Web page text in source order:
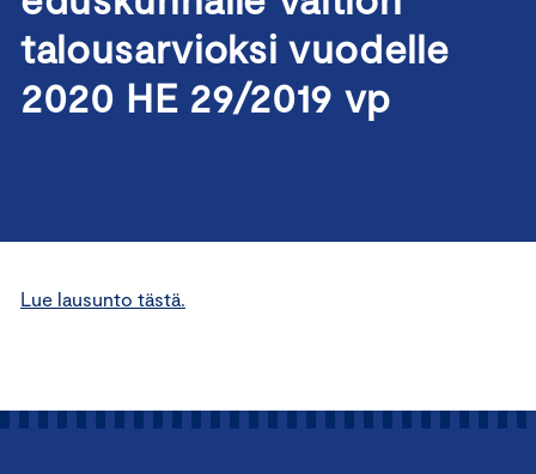
talousarvioksi vuodelle
2020 HE 29/2019 vp
Lue lausunto tästä.